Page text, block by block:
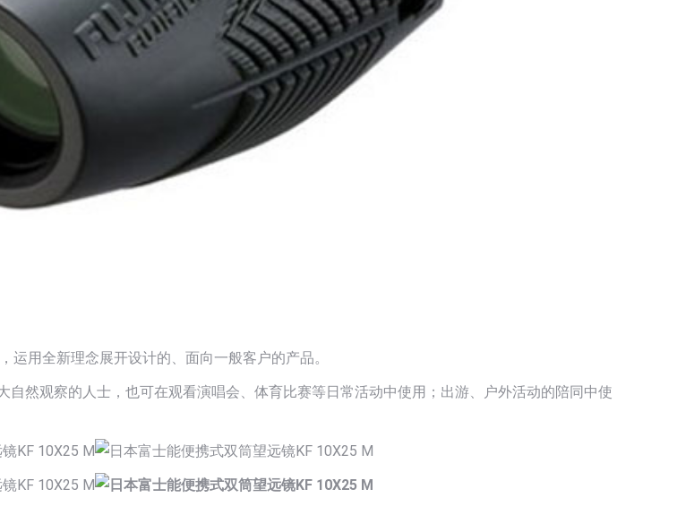
用全新理念展开设计的、面向一般客户的产品。
然观察的人士，也可在观看演唱会、体育比赛等日常活动中使用；出游、户外活动的陪同中使